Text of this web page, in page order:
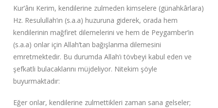
Kur’ânı Kerim, kendilerine zulmeden kimselere (günahkârlara)
Hz. Resulullah’ın (s.a.a) huzuruna giderek, orada hem
kendilerinin mağfiret dilemelerini ve hem de Peygamber’in
(s.a.a) onlar için Allah’tan bağışlanma dilemesini
emretmektedir. Bu durumda Allah’ı tövbeyi kabul eden ve
şefkatli bulacaklarını müjdeliyor. Nitekim şöyle
buyurmaktadır:
Eğer onlar, kendilerine zulmettikleri zaman sana gelseler;